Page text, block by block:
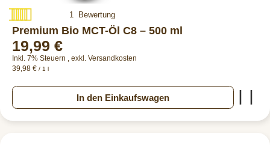
Bewertung:
100%
1 Bewertung
Premium Bio MCT-Öl C8 – 500 ml
19,99 €
Inkl. 7% Steuern , exkl. Versandkosten
39,98 € / 1 l
In den Einkaufswagen